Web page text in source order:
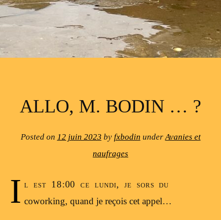
ALLO, M. BODIN … ?
Posted on 12 juin 2023 by fxbodin under Avanies et
naufrages
I l est 18:00 ce lundi, je sors du
coworking, quand je reçois cet appel…